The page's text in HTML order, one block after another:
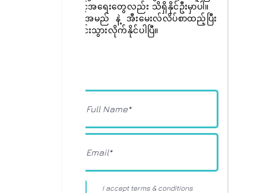
အခွင့်အရေးတွေလည်း သိရှိနိုင်ဦးမှာပါ။
ခုပဲ အမည် နဲ့ အီးမေးလ်လိပ်စာထည့်ပြီး
စာရင်းသွားလိုက်နိုင်ပါပြီ။
I accept terms & conditions